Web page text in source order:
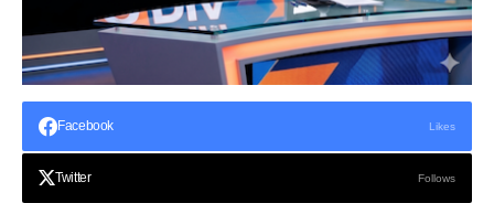
Facebook Likes
Twitter Follows